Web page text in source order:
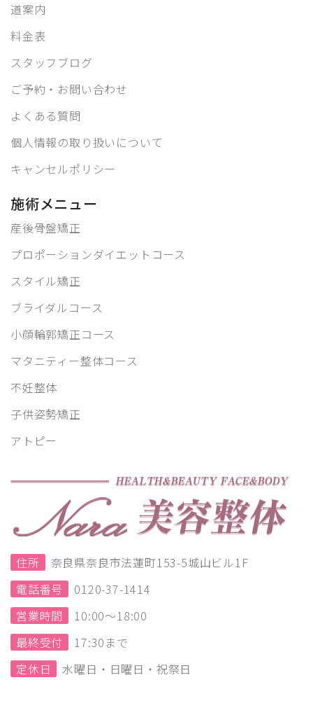
道案内
料金表
スタッフブログ
ご予約・お問い合わせ
よくある質問
個人情報の取り扱いについて
キャンセルポリシー
施術メニュー
産後骨盤矯正
プロポーションダイエットコース
スタイル矯正
ブライダルコース
小顔輪郭矯正コース
マタニティー整体コース
不妊整体
子供姿勢矯正
アトピー
住所
奈良県奈良市法蓮町153-5城山ビル1F
電話番号
0120-37-1414
営業時間
10:00～18:00
最終受付
17:30まで
定休日
水曜日・日曜日・祝祭日